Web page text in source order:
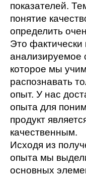
показателей.
понятие
определить
Это фактически
анализируемое
которое мы
распознавать
опыт. У нас
опыта для
продукт
качественным.
Исходя из
опыта мы
основных